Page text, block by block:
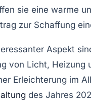
sie eine warme
zur Schaffung
Aspekt
von Licht, Heizung
Erleichterung im
des Jahres